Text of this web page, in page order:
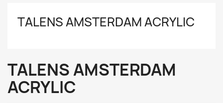
TALENS AMSTERDAM ACRYLIC
TALENS AMSTERDAM
ACRYLIC